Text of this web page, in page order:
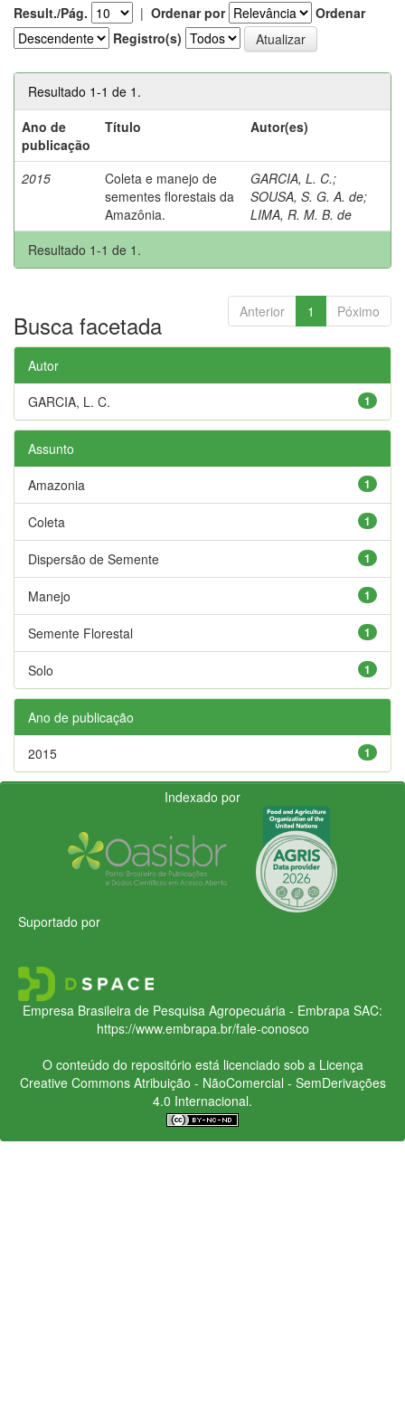
Result./Pág. | Ordenar por
Ordenar
Registro(s)
Resultado 1-1 de 1.
Ano de
publicação
Título Autor(es)
2015
Coleta e manejo de
sementes florestais da
Amazônia.
GARCIA, L. C.;
SOUSA, S. G. A. de;
LIMA, R. M. B. de
Resultado 1-1 de 1.
Anterior 1 Póximo
Busca facetada
Autor
1
GARCIA, L. C.
Assunto
1
Amazonia
1
Coleta
1
Dispersão de Semente
1
Manejo
1
Semente Florestal
1
Solo
Ano de publicação
1
2015
Indexado por
Suportado por
Empresa Brasileira de Pesquisa Agropecuária - Embrapa SAC:
https://www.embrapa.br/fale-conosco
O conteúdo do repositório está licenciado sob a Licença
Creative CommonsAtribuição - NãoComercial - SemDerivações
4.0 Internacional.